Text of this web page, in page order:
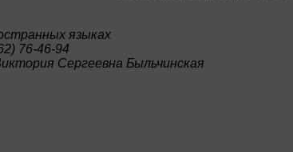
языках
76-46-94
Сергеевна Быльчинская